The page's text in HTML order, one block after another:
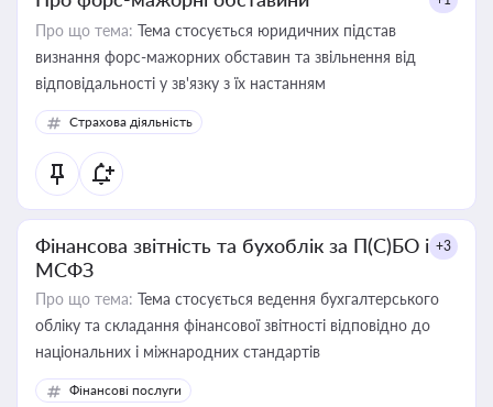
Про що тема: Тема стосується юридичних підстав
визнання форс-мажорних обставин та звільнення від
відповідальності у зв'язку з їх настанням
Страхова діяльність
Фінансова звітність та бухоблік за П(С)БО і
МСФЗ
+3
Про що тема: Тема стосується ведення бухгалтерського
обліку та складання фінансової звітності відповідно до
національних і міжнародних стандартів
Фінансові послуги